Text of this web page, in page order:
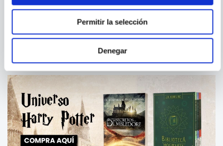
Permitir la selección
Denegar
DRAMAS HISTORICOS.
SOBRE EL TEATRO DE